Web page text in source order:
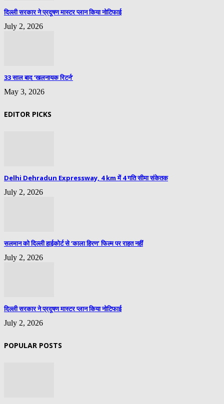
दिल्ली सरकार ने प्रदूषण मास्टर प्लान किया नोटिफाई
July 2, 2026
33 साल बाद ‘खलनायक रिटर्न’
May 3, 2026
EDITOR PICKS
Delhi Dehradun Expressway, 4 km में 4 गति सीमा संकेतक
July 2, 2026
सलमान को दिल्ली हाईकोर्ट से ‘काला हिरण’ फिल्म पर राहत नहीं
July 2, 2026
दिल्ली सरकार ने प्रदूषण मास्टर प्लान किया नोटिफाई
July 2, 2026
POPULAR POSTS